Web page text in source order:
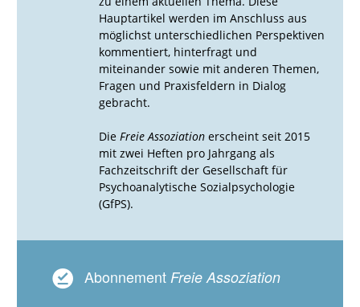
Hauptartikel werden im Anschluss aus
möglichst unterschiedlichen Perspektiven
kommentiert, hinterfragt und
miteinander sowie mit anderen Themen,
Fragen und Praxisfeldern in Dialog
gebracht.
Die Freie Assoziationerscheint seit 2015
mit zwei Heften pro Jahrgang als
Fachzeitschrift der Gesellschaft für
Psychoanalytische Sozialpsychologie
(GfPS).
Abonnement Freie Assoziation